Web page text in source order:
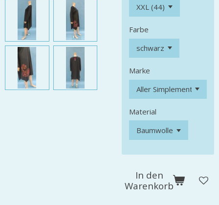
Farbe
Marke
Material
In den
Warenkorb